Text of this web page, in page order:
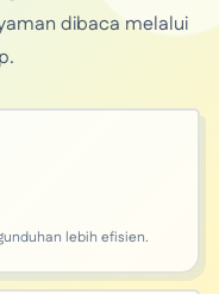
dibaca melalui
lebih efisien.